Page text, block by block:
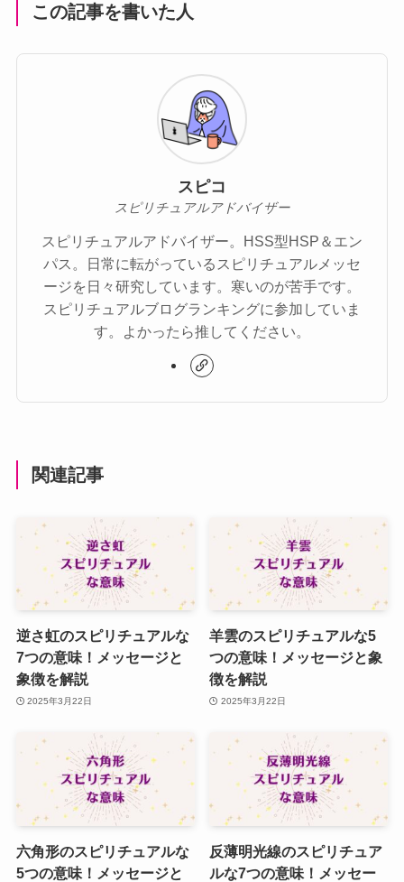
この記事を書いた人
スピコ
スピリチュアルアドバイザー
スピリチュアルアドバイザー。HSS型HSP＆エン
パス。日常に転がっているスピリチュアルメッセ
ージを日々研究しています。寒いのが苦手です。
スピリチュアルブログランキングに参加していま
す。よかったら推してください。
関連記事
逆さ虹のスピリチュアルな
7つの意味！メッセージと
象徴を解説
2025年3月22日
羊雲のスピリチュアルな5
つの意味！メッセージと象
徴を解説
2025年3月22日
六角形のスピリチュアルな
5つの意味！メッセージと
反薄明光線のスピリチュア
ルな7つの意味！メッセー